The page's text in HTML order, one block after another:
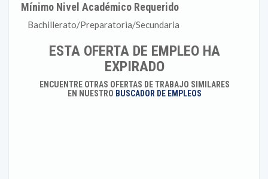
Mínimo Nivel Académico Requerido
Bachillerato/Preparatoria/Secundaria
ESTA OFERTA DE EMPLEO HA
EXPIRADO
ENCUENTRE OTRAS OFERTAS DE TRABAJO SIMILARES
EN NUESTRO BUSCADOR DE EMPLEOS